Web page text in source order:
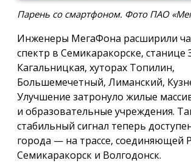
Парень со смартфоном. Фото ПАО
Инженеры МегаФона расширили
спектр в Семикаракорске, станице
Кагальницкая, хуторах Топилин,
Большемечетный, Лиманский,
Улучшение затронуло жилые
и образовательные учреждения.
стабильный сигнал теперь
города — на трассе, соединяющей
Семикаракорск и Волгодонск.